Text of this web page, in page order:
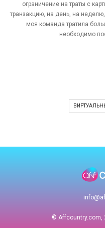
ограничение на траты с
транзакцию, на день, на
моя команда тратила
необходимо
© Affcountry.com,